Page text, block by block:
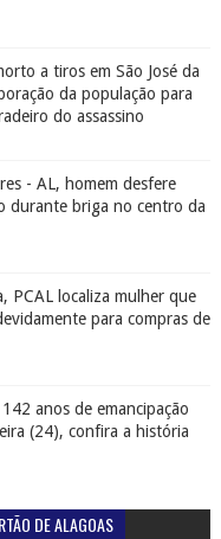
a tiros em São José da
da população para
do assassino
- AL, homem desfere
durante briga no centro da
PCAL localiza mulher que
para compras de
anos de emancipação
(24), confira a história
DE ALAGOAS